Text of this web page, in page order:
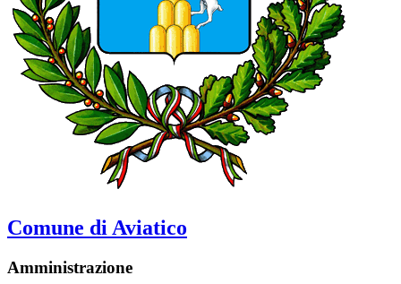
Comune di Aviatico
Amministrazione